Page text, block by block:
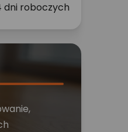
dni roboczych